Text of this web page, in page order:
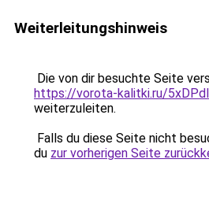
Weiterleitungshinweis
Die von dir besuchte Seite
https://vorota-kalitki.ru/
weiterzuleiten.
Falls du diese Seite nicht
du zur vorherigen Seite